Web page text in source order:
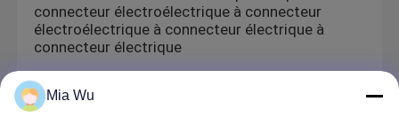
connecteur électroélectrique à connecteur
électroélectrique à connecteur électrique à
connecteur électrique
Mia Wu